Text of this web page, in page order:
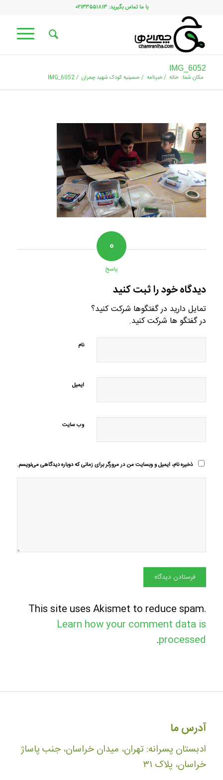
با ما تماس بگیرید: ۰۲۱۳۳۵۵۱۸۱۳
IMG_6052
مکان شما: خانه /خبرنامه /حسینیه کودک شهید چمران /
IMG_6052
۰
پاسخ
دیدگاه خود را ثبت کنید
تمایل دارید در گفتگوها شرکت کنید؟
در گفتگو ها شرکت کنید.
نام
ایمیل
وب‌ سایت
ذخیره نام، ایمیل و وبسایت من در مرورگر برای زمانی که دوباره دیدگاهی می‌نویسم.
This site uses Akismet to reduce spam.
Learn how your comment data is
processed
.
آدرس ما
ادبستان پسرانه: تهران، میدان خراسان، جنب پاساژ
خراسان، پلاک ۳۱